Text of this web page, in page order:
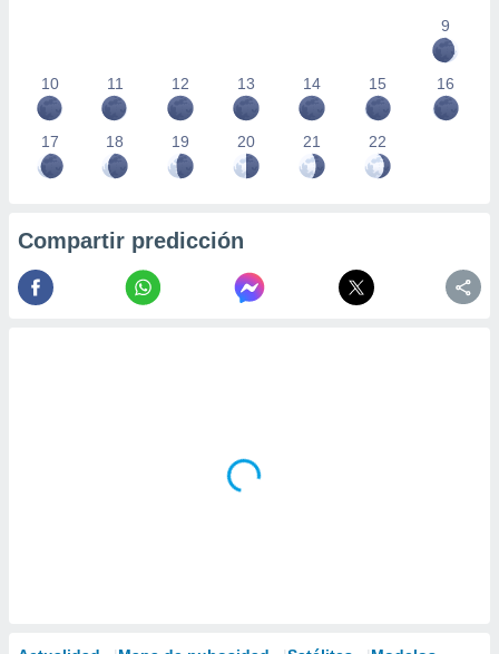
9
10 11 12 13 14 15 16
17 18 19 20 21 22
Compartir predicción